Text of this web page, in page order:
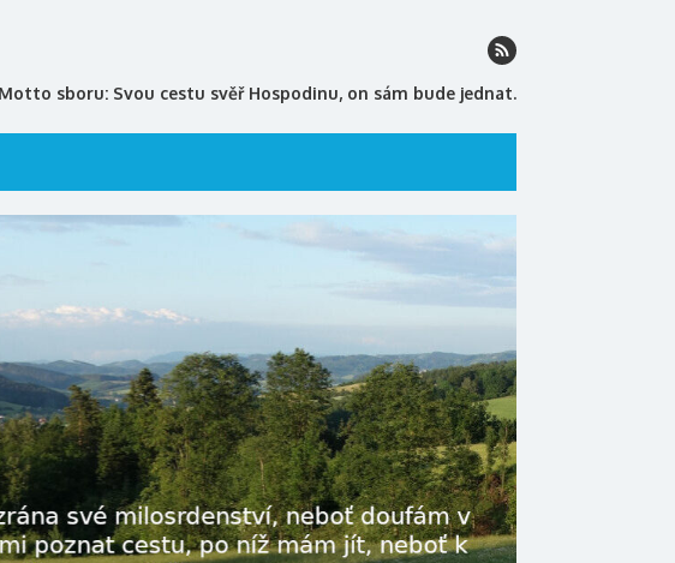
Motto sboru: Svou cestu svěř Hospodinu, on sám bude jednat.